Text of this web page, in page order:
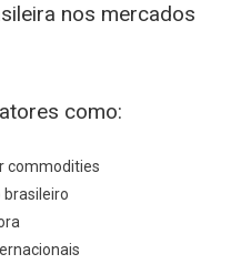
nos mercados
como:
commodities